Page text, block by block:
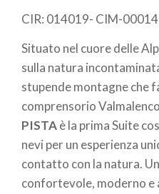
CIR: 014019- CIM-00014
Situato nel cuore delle
sulla natura
stupende montagne che
comprensorio
PISTAè la prima Suite
nevi per un esperienza
contatto con la natura.
confortevole, moderno e